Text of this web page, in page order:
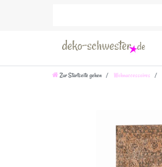
Zur Startseite gehen Wohnaccessoires